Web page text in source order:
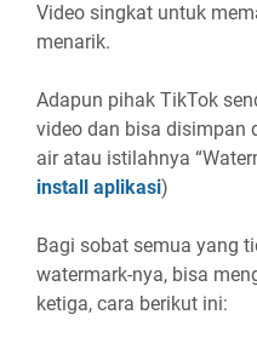
Video singkat untuk
menarik.
Adapun pihak TikTok
video dan bisa disimpan
air atau istilahnya
install aplikasi)
Bagi sobat semua yang
watermark-nya, bisa
ketiga, cara berikut ini: